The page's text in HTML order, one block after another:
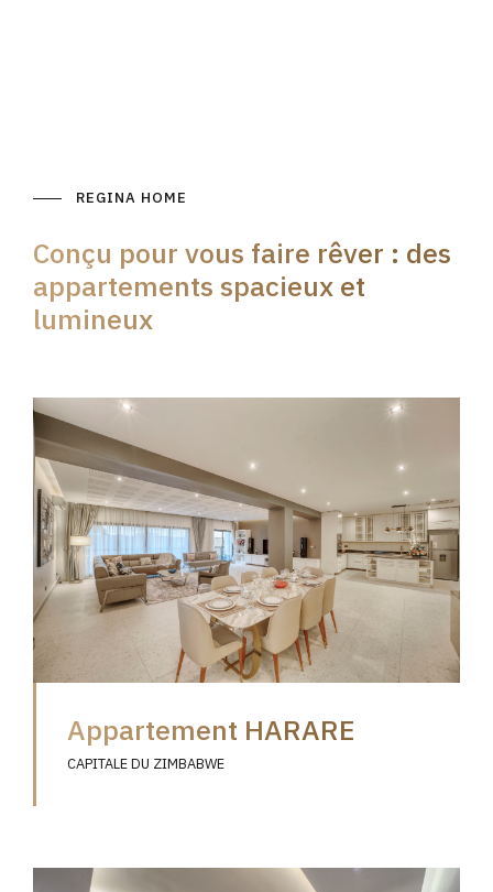
REGINA HOME
Conçu pour vous faire rêver : des
appartements spacieux et
lumineux
Appartement HARARE
CAPITALE DU ZIMBABWE